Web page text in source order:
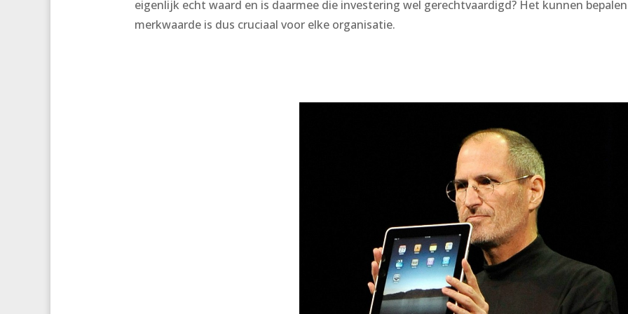
eigenlijk echt waard en is daarmee die investering wel gerechtvaardigd? Het kunnen
merkwaarde is dus cruciaal voor elke organisatie.